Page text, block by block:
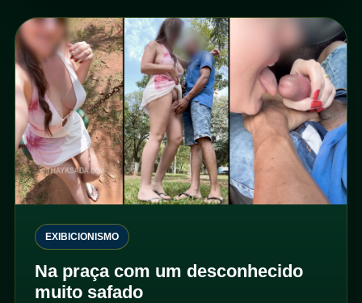
EXIBICIONISMO
Na praça com um desconhecido
muito safado